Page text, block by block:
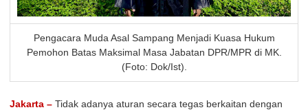
Pengacara Muda Asal Sampang Menjadi Kuasa Hukum
Pemohon Batas Maksimal Masa Jabatan DPR/MPR di MK.
(Foto: Dok/Ist).
Jakarta – Tidak adanya aturan secara tegas berkaitan dengan